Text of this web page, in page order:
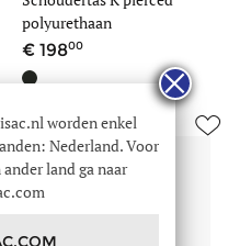
polyurethaan
19800
worden enkel
Nederland. Voor
land ga naar